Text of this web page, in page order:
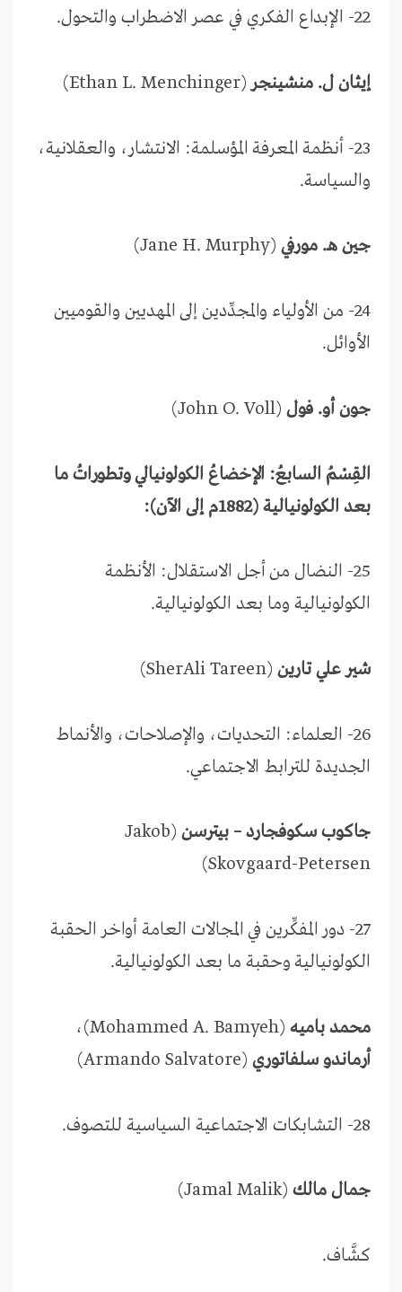
22- الإبداع الفكري في عصر الاضطراب والتحول.
إيثان ل. منشينجر(Ethan L. Menchinger)
23- أنظمة المعرفة المؤسلمة: الانتشار، والعقلانية،
والسياسة.
جين هـ. مورفي (Jane H. Murphy)
24- من الأولياء والمجدِّدين إلى المهديين والقوميين
الأوائل.
جون أو. فول (John O. Voll)
القِسْمُ السابعُ: الإخضاعُ الكولونيالي وتطوراتُ ما
بعد الكولونيالية (1882م إلى الآن):
25- النضال من أجل الاستقلال: الأنظمة
الكولونيالية وما بعد الكولونيالية.
شير علي تارين (SherAli Tareen)
26- العلماء: التحديات، والإصلاحات، والأنماط
الجديدة للترابط الاجتماعي.
جاكوب سكوفجارد – بيترسن (Jakob
Skovgaard-Petersen)
27- دور المفكِّرين في المجالات العامة أواخر الحقبة
الكولونيالية وحقبة ما بعد الكولونيالية.
محمد باميه (Mohammed A. Bamyeh)،
أرماندو سلفاتوري (Armando Salvatore)
28- التشابكات الاجتماعية السياسية للتصوف.
جمال مالك (Jamal Malik)
كشَّاف.